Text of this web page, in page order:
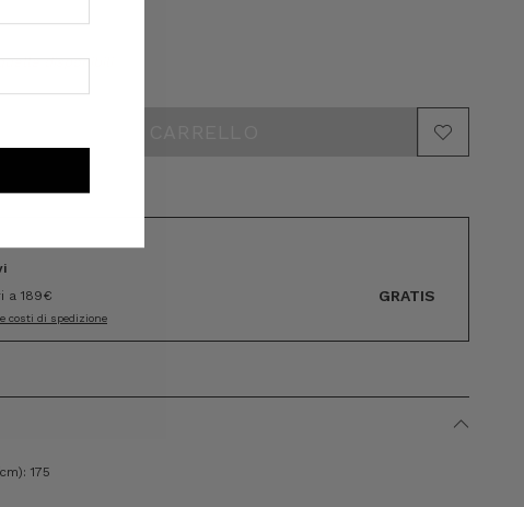
disponibili
a 189€
GRATIS
costi di spedizione
175